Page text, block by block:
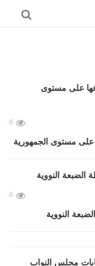
0
على مستوى الجمهورية
0
النووية